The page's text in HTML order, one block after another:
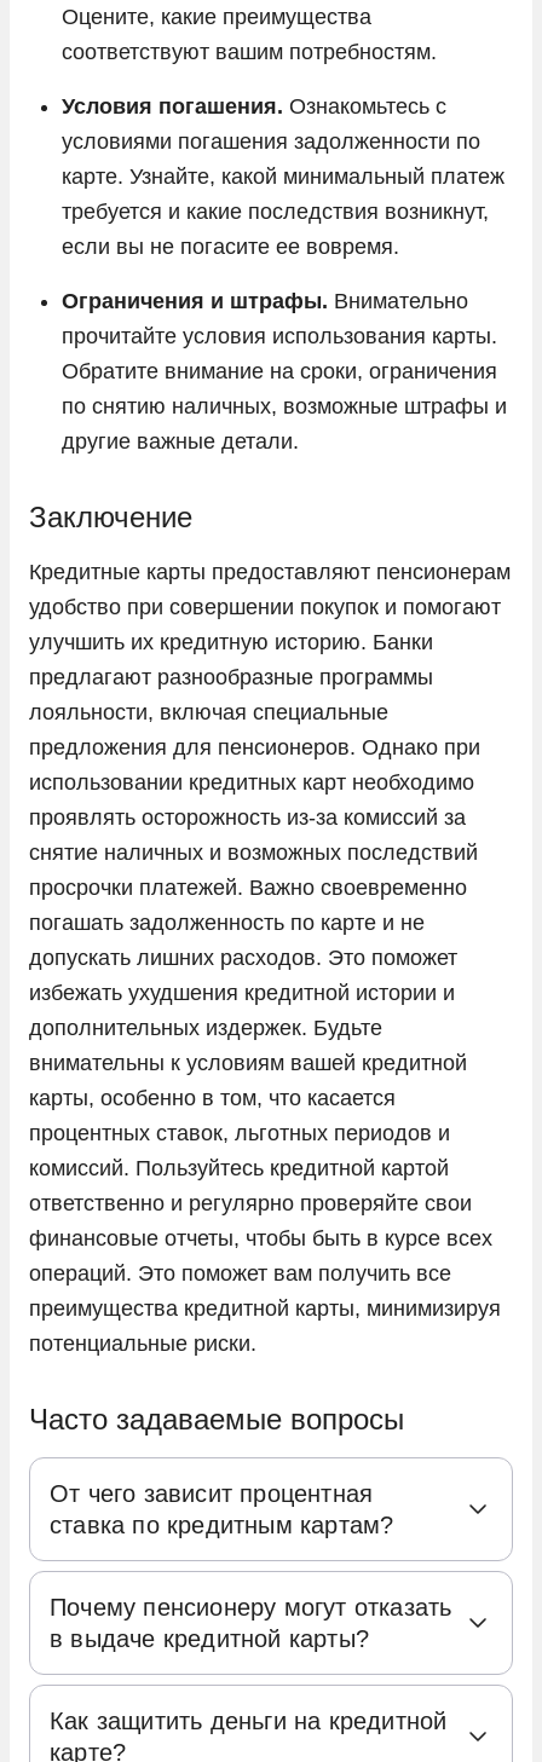
Оцените, какие преимущества
соответствуют вашим потребностям.
Условия погашения. Ознакомьтесь с
условиями погашения задолженности по
карте. Узнайте, какой минимальный платеж
требуется и какие последствия возникнут,
если вы не погасите ее вовремя.
Ограничения и штрафы. Внимательно
прочитайте условия использования карты.
Обратите внимание на сроки, ограничения
по снятию наличных, возможные штрафы и
другие важные детали.
Заключение
Кредитные карты предоставляют пенсионерам
удобство при совершении покупок и помогают
улучшить их кредитную историю. Банки
предлагают разнообразные программы
лояльности, включая специальные
предложения для пенсионеров. Однако при
использовании кредитных карт необходимо
проявлять осторожность из-за комиссий за
снятие наличных и возможных последствий
просрочки платежей. Важно своевременно
погашать задолженность по карте и не
допускать лишних расходов. Это поможет
избежать ухудшения кредитной истории и
дополнительных издержек. Будьте
внимательны к условиям вашей кредитной
карты, особенно в том, что касается
процентных ставок, льготных периодов и
комиссий. Пользуйтесь кредитной картой
ответственно и регулярно проверяйте свои
финансовые отчеты, чтобы быть в курсе всех
операций. Это поможет вам получить все
преимущества кредитной карты, минимизируя
потенциальные риски.
Часто задаваемые вопросы
От чего зависит процентная
ставка по кредитным картам?
При оформлении кредитной карты для
физических лиц одним из ключевых
аспектов является выбор процентной
ставки. Она влияет на сумму, которую
заемщик должен будет вернуть банку за
использование заемных средств.
Почему пенсионеру могут отказать
в выдаче кредитной карты?
В большинстве случаев для получения
кредита пенсионеру достаточно быть
Как защитить деньги на кредитной
карте?